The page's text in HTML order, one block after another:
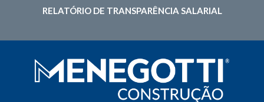
RELATÓRIO DE TRANSPARÊNCIA SALARIAL